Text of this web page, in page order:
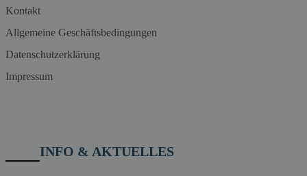
Kontakt
Allgemeine Geschäftsbedingungen
Datenschutzerklärung
Impressum
INFO & AKTUELLES